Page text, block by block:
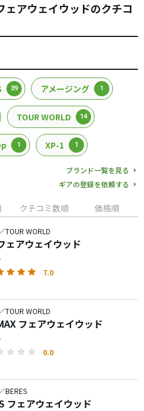
アウェイウッドのクチコ
39 アメージング 1
TOUR WORLD 14
1 XP-1 1
ブランド一覧を見る
ギアの登録を依頼する
クチコミ数順 価格順
TOUR WORLD
ェアウェイウッド
7.0
TOUR WORLD
フェアウェイウッド
0.0
BERES
フェアウェイウッド